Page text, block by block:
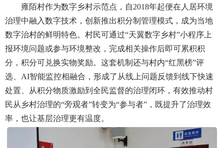
雍陌村作为数字乡村示范点，自2018年起便在人居环境
治理中融入数字技术，创新推出积分制管理模式，成为当地
数字治村的鲜明特色。村民可通过“天翼数字乡村”小程序上
报环境问题或参与环境整改，完成相关操作后即可累积积
分，积分可兑换实物奖励。这套机制还与村内“红黑榜”评
选、AI智能监控相融合，形成了从线上问题反馈到线下快速
处置、从积分物质激励到全民监督的治理闭环，有效推动村
民从乡村治理的“旁观者”转变为“参与者”，既提升了治理效
率，也让基层治理更有温度。